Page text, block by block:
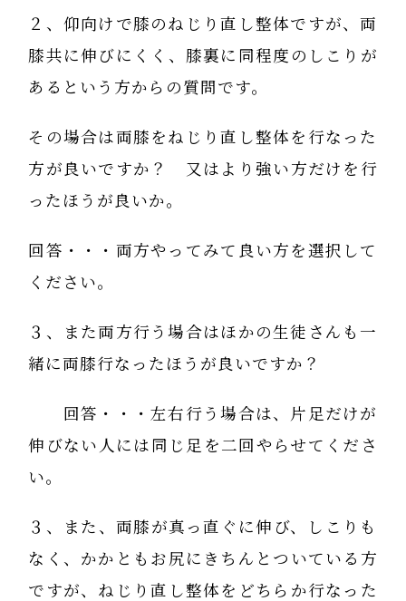
２、仰向けで膝のねじり直し整体ですが、両
膝共に伸びにくく、膝裏に同程度のしこりが
あるという方からの質問です。
その場合は両膝をねじり直し整体を行なった
方が良いですか？ 又はより強い方だけを行
ったほうが良いか。
回答・・・両方やってみて良い方を選択して
ください。
３、また両方行う場合はほかの生徒さんも一
緒に両膝行なったほうが良いですか？
回答・・・左右行う場合は、片足だけが
伸びない人には同じ足を二回やらせてくださ
い。
３、また、両膝が真っ直ぐに伸び、しこりも
なく、かかともお尻にきちんとついている方
ですが、ねじり直し整体をどちらか行なった